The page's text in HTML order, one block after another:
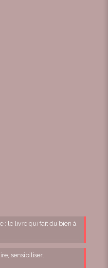
: le livre qui fait du bien à
sensibiliser,